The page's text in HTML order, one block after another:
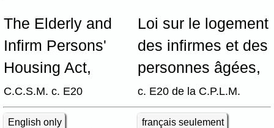
The Elderly and
Infirm Persons'
Housing Act,
C.C.S.M. c. E20
Loi sur le logement
des infirmes et des
personnes âgées,
c. E20 de la C.P.L.M.
English only
français seulement